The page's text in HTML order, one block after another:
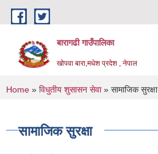
Skip to main content
बारागढी गाउँपालिका
खोपवा बारा,मधेश प्रदेश , नेपाल
You are here
Home » विधुतीय शुसासन सेवा» सामाजिक सुरक्षा
सामाजिक सुरक्षा